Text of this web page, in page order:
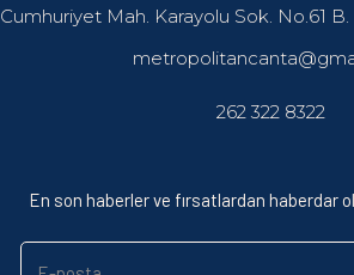
Cumhuriyet Mah. Karayolu Sok. No.61 B.
262 322 8322
En son haberler ve fırsatlardan haberdar